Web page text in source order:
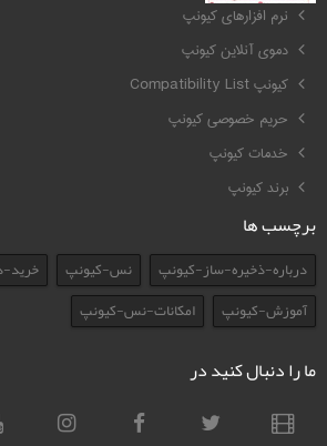
نرم افزارهای کیونپ
دموی آنلاین کیونپ
کیونپ Compatibility List
حریم خصوصی کیونپ
خدمات کیونپ
برند کیونپ
برچسب ها
درباره-ذخیره-ساز-کیونپ نس-کیونپ
آموزش-کیونپ
امکانات-نس-کیونپ
ما را دنبال کنید در